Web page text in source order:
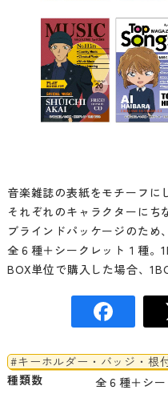
音楽雑誌の表紙をモチーフに
それぞれのキャラクターに
ブラインドパッケージのため
全６種＋シークレット１種。
BOX単位で購入した場合、
#キーホルダー・バッジ・根
種類数
全６種＋シ